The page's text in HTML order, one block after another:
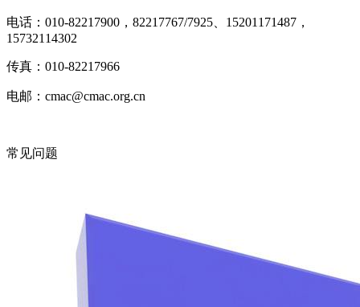
电话：010-82217900，82217767/7925、15201171487，
15732114302
传真：010-82217966
电邮：cmac@cmac.org.cn
常见问题